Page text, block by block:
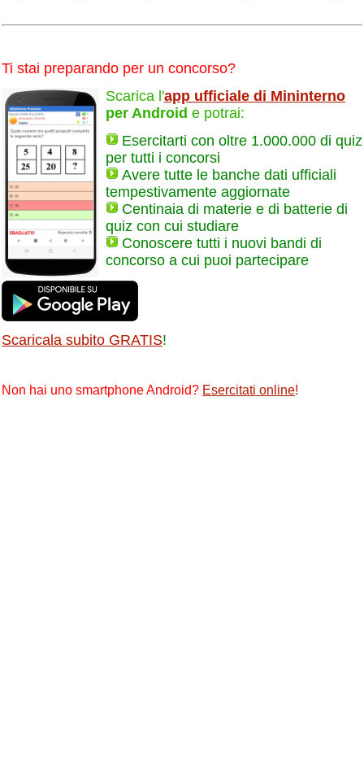
Ti stai preparando per un concorso?
Scarica l'app ufficiale di Mininterno
per Android e potrai:
Esercitarti con oltre 1.000.000 di quiz
per tutti i concorsi
Avere tutte le banche dati ufficiali
tempestivamente aggiornate
Centinaia di materie e di batterie di
quiz con cui studiare
Conoscere tutti i nuovi bandi di
concorso a cui puoi partecipare
Scaricala subito GRATIS!
Non hai uno smartphone Android? Esercitati online!